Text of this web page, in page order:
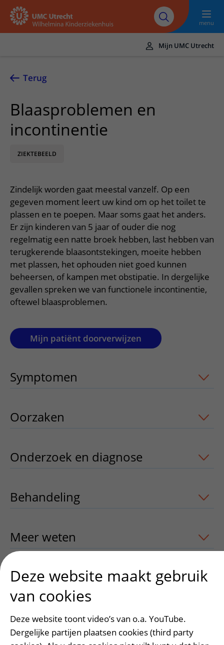
Naar hoofdinhoud
UMC
Utrecht
Research
Steun het
WKZ
menu
UMC Utrecht
Onze zorg
Ziektebeelden
Onderzoeken
Specialismen
Poliklinieken
Verpleegafdelingen
Centra
Zorgverleners
Voor patiënten
Ik heb een afspraak op de polikliniek
Mijn kind heeft een (dag)opname
Mijn kind ligt op de IC
Ik ben zwanger of net bevallen
Onze poliklinieken
Onze verpleegafdelingen
Onze faciliteiten
Ondersteuning en begeleiding
Ervaringen van patiënten
Zorgkosten
Wachttijden
Samenwerking
Historie WKZ
De organisatie
Werken in het WKZ
Onze Foundation
Spoed
Adres en route
Parkeren
Virtuele plattegrond
Meer UMC Utrecht
UMC Utrecht
Research
Werken bij het WKZ
Steun het WKZ
Mijn UMC Utrecht
Terug
Blaasproblemen en
incontinentie
ZIEKTEBEELD
Zindelijk worden gaat meestal vanzelf. Op een
gegeven moment leert uw kind om op het toilet te
plassen en te poepen. Maar soms gaat het anders.
Er zijn kinderen van 5 jaar of ouder die nog
regelmatig een natte broek hebben, last hebben van
terugkerende blaasontstekingen, moeite hebben
met plassen, het ophouden niet goed kunnen
beheersen, of kampen met obstipatie. In dergelijke
gevallen spreken we van functionele incontinentie,
oftewel blaasproblemen.
Mijn patiënt doorverwijzen
Symptomen uitklapper, klik om te
Oorzaken uitklapper, klik om te
Onderzoek en diagnose uitklapper,
Behandeling uitklapper, klik om te
Meer weten uitklapper, klik om te
Contactuitklapper, klik om te openen
Heeft deze informatie u geholpen?
Deze website maakt gebruik
van cookies
Deze website toont video’s van o.a. YouTube.
Dergelijke partijen plaatsen cookies (third party